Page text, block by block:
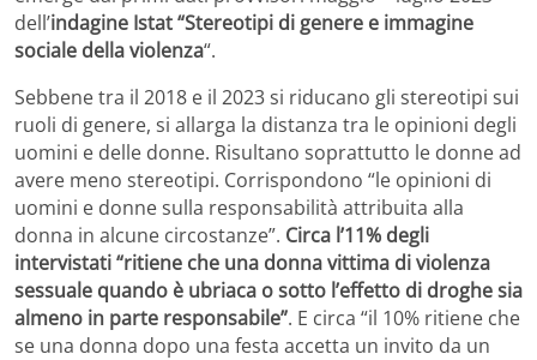
dell’indagine Istat “Stereotipi di genere e immagine
sociale della violenza“.
Sebbene tra il 2018 e il 2023 si riducano gli stereotipi sui
ruoli di genere, si allarga la distanza tra le opinioni degli
uomini e delle donne. Risultano soprattutto le donne ad
avere meno stereotipi. Corrispondono “le opinioni di
uomini e donne sulla responsabilità attribuita alla
donna in alcune circostanze”. Circa l’11% degli
intervistati “ritiene che una donna vittima di violenza
sessuale quando è ubriaca o sotto l’effetto di droghe sia
almeno in parte responsabile”. E circa “il 10% ritiene che
se una donna dopo una festa accetta un invito da un